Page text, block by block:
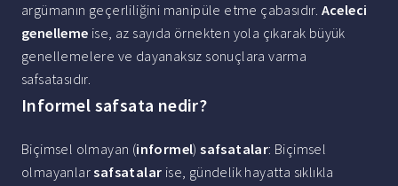
argümanın geçerliliğini manipüle etme çabasıdır. Aceleci
genelleme ise, az sayıda örnekten yola çıkarak büyük
genellemelere ve dayanaksız sonuçlara varma
safsatasıdır.
Informel safsata nedir?
Biçimsel olmayan (informel)safsatalar: Biçimsel
olmayanlarsafsatalar ise, gündelik hayatta sıklıkla